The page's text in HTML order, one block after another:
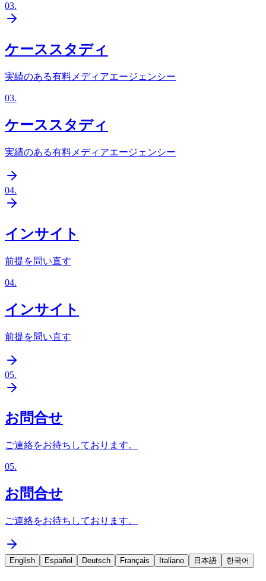
03.
ケーススタディ
実績のある有料メディアエージェンシー
03.
ケーススタディ
実績のある有料メディアエージェンシー
04.
インサイト
前提を問い直す
04.
インサイト
前提を問い直す
05.
お問合せ
ご連絡をお待ちしております。
05.
お問合せ
ご連絡をお待ちしております。
English Español Deutsch Français Italiano 日本語 한국어